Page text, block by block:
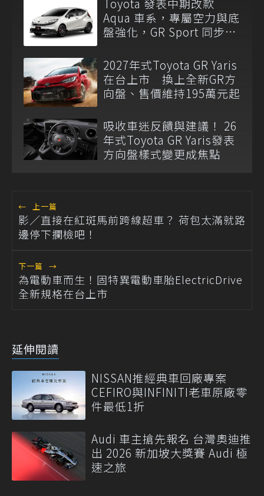
Toyota 發表中期改款
Aqua 車系，專屬空力與底
盤強化，GR Sport 同步亮
2027年式Toyota GR Yaris
在台上市 換上全新GR方
向盤、售價維持195萬元起
吸收車迷反饋與建議！ 26
年式Toyota GR Yaris發表
方向盤樣式變更成焦點
← 上一篇
影／直接在紅斑馬前跨線超車？ 荷包太滿就路
邊停下攔檢吧！
下一篇 →
為電動車而生！固特異電動車胎ElectricDrive
全新規格在台上市
延伸閱讀
NISSAN推經典車回廠專案
CEFIRO與INFINITI老車原廠零
件最低1折
Audi 車主搶先報名 台灣奧迪推
出 2026 新加坡大獎賽 Audi 極
速之旅